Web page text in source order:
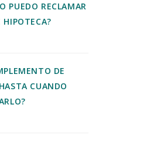
PUEDO RECLAMAR
HIPOTECA?
DE
CUANDO